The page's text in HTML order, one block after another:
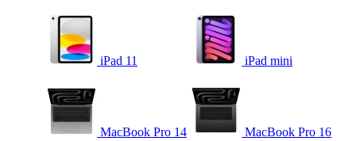
iPad 11 iPad mini
MacBook Pro 14 MacBook Pro 16